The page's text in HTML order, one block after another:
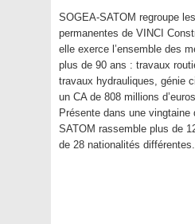
SOGEA-SATOM regroupe
permanentes de VINCI
elle exerce l’ensemble des
plus de 90 ans : travaux
travaux hydrauliques, génie
un CA de 808 millions
Présente dans une
SATOM rassemble plus de
de 28 nationalités différentes.